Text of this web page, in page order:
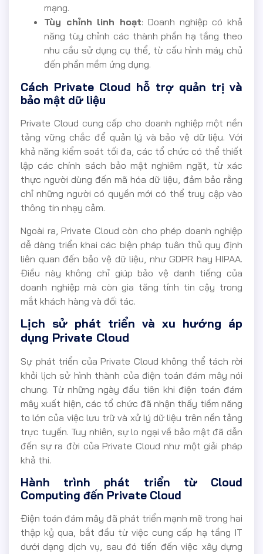
mạng.
Tùy chỉnh linh hoạt: Doanh nghiệp có khả
năng tùy chỉnh các thành phần hạ tầng theo
nhu cầu sử dụng cụ thể, từ cấu hình máy chủ
đến phần mềm ứng dụng.
Cách Private Cloud hỗ trợ quản trị và
bảo mật dữ liệu
Private Cloud cung cấp cho doanh nghiệp một nền
tảng vững chắc để quản lý và bảo vệ dữ liệu. Với
khả năng kiểm soát tối đa, các tổ chức có thể thiết
lập các chính sách bảo mật nghiêm ngặt, từ xác
thực người dùng đến mã hóa dữ liệu, đảm bảo rằng
chỉ những người có quyền mới có thể truy cập vào
thông tin nhạy cảm.
Ngoài ra, Private Cloud còn cho phép doanh nghiệp
dễ dàng triển khai các biện pháp tuân thủ quy định
liên quan đến bảo vệ dữ liệu, như GDPR hay HIPAA.
Điều này không chỉ giúp bảo vệ danh tiếng của
doanh nghiệp mà còn gia tăng tính tin cậy trong
mắt khách hàng và đối tác.
Lịch sử phát triển và xu hướng áp
dụng Private Cloud
Sự phát triển của Private Cloud không thể tách rời
khỏi lịch sử hình thành của điện toán đám mây nói
chung. Từ những ngày đầu tiên khi điện toán đám
mây xuất hiện, các tổ chức đã nhận thấy tiềm năng
to lớn của việc lưu trữ và xử lý dữ liệu trên nền tảng
trực tuyến. Tuy nhiên, sự lo ngại về bảo mật đã dẫn
đến sự ra đời của Private Cloud như một giải pháp
khả thi.
Hành trình phát triển từ Cloud
Computing đến Private Cloud
Điện toán đám mây đã phát triển mạnh mẽ trong hai
thập kỷ qua, bắt đầu từ việc cung cấp hạ tầng IT
dưới dạng dịch vụ, sau đó tiến đến việc xây dựng